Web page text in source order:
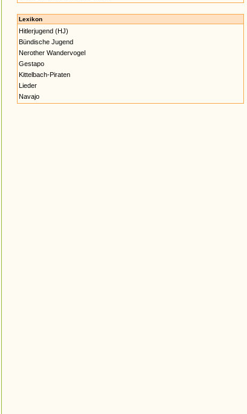
Lexikon
Hitlerjugend (HJ)
Bündische Jugend
Nerother Wandervogel
Gestapo
Kittelbach-Piraten
Lieder
Navajo